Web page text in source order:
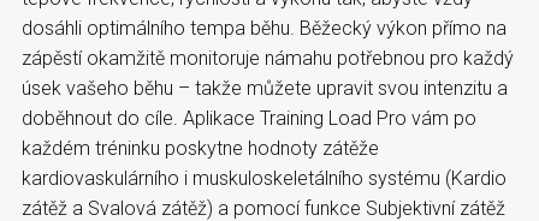
dosáhli optimálního tempa běhu. Běžecký výkon přímo na
zápěstí okamžitě monitoruje námahu potřebnou pro každý
úsek vašeho běhu – takže můžete upravit svou intenzitu a
doběhnout do cíle. Aplikace Training Load Pro vám po
každém tréninku poskytne hodnoty zátěže
kardiovaskulárního i muskuloskeletálního systému (Kardio
zátěž a Svalová zátěž) a pomocí funkce Subjektivní zátěž